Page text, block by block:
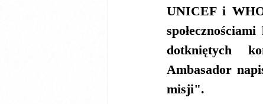
UNICEF i
dotkniętych
Ambasador
misji".